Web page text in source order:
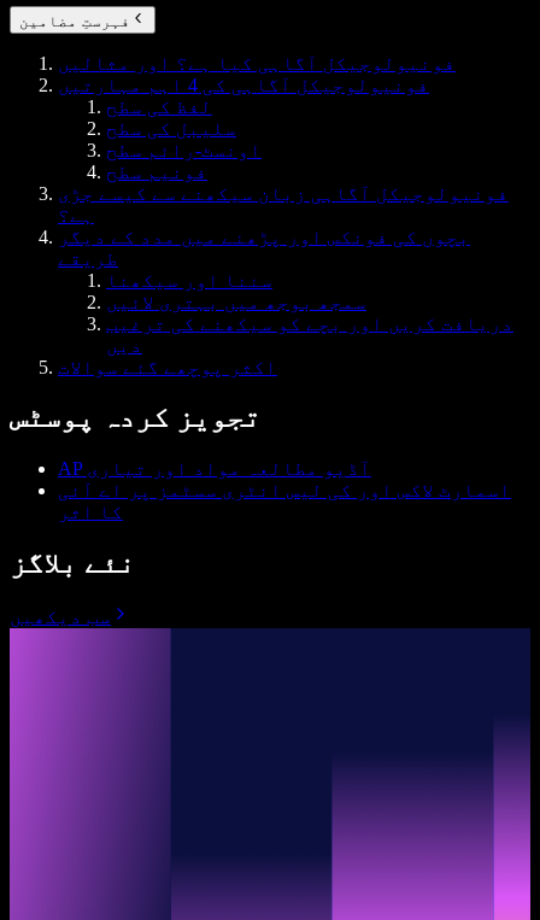
فہرستِ مضامین
فونیولوجیکل آگاہی کیا ہے؟ اور مثالیں
فونیولوجیکل آگاہی کی 4 اہم مہارتیں
لفظ کی سطح
سلیبل کی سطح
اونسٹ-رائم سطح
فونیم سطح
فونیولوجیکل آگاہی زبان سیکھنے سے کیسے جڑی
ہے؟
بچوں کی فونکس اور پڑھنے میں مدد کے دیگر
طریقے
سننا اور سیکھنا
سمجھ بوجھ میں بہتری لائیں
دریافت کریں اور بچے کو سیکھنے کی ترغیب
دیں
اکثر پوچھے گئے سوالات
تجویز کردہ پوسٹس
AP آڈیو مطالعہ مواد اور تیاری
اسمارٹ لاکس اور کی لیس انٹری سسٹمز پر اے آئی
کا اثر
نئے بلاگز
سب دیکھیں